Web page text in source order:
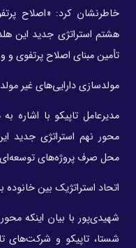
خاطرنشان کرد: «اصلاح
هشتم استراتژی جدید این
تأمین مبنای اصلاح پرتفوی و
مولدسازی دارایی‌های غیر مولد
مدیرعامل تاپیکو با اشاره
محور نهم استراتژی جدید
محل صرف پروژه‌های
اتحاد استراتژیک بین خانوده
شهیدی‌پور با بیان اینکه
شستا، تاپیکو و شرکت‌های